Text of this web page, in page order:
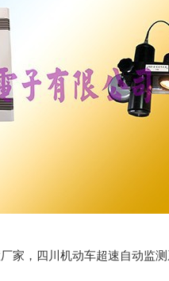
家，四川机动车超速自动监